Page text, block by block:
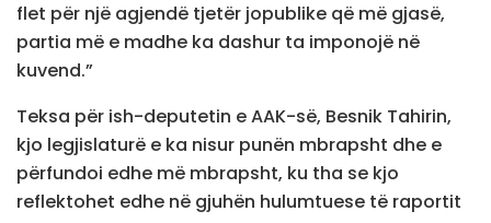
flet për një agjendë tjetër jopublike që më gjasë,
partia më e madhe ka dashur ta imponojë në
kuvend.”
Teksa për ish-deputetin e AAK-së, Besnik Tahirin,
kjo legjislaturë e ka nisur punën mbrapsht dhe e
përfundoi edhe më mbrapsht, ku tha se kjo
reflektohet edhe në gjuhën hulumtuese të raportit